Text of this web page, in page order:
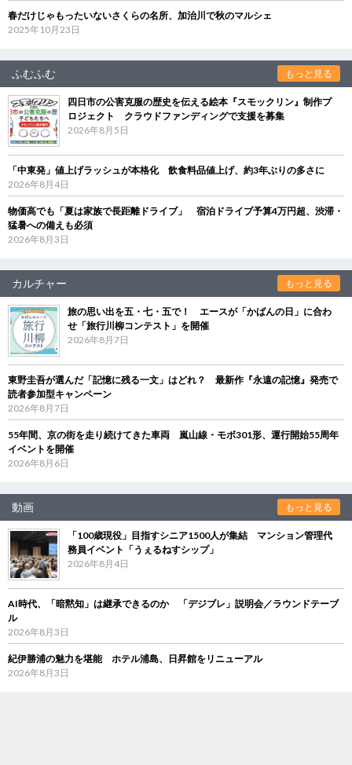
春だけじゃもったいないさくらの名所、加治川で秋のマルシェ
2025年10月23日
ふむふむ もっと見る
四日市の公害克服の歴史を伝える絵本『スモックリン』制作プ
ロジェクト クラウドファンディングで支援を募集
2026年8月5日
「中東発」値上げラッシュが本格化 飲食料品値上げ、約3年ぶりの多さに
2026年8月4日
物価高でも「夏は家族で長距離ドライブ」 宿泊ドライブ予算4万円超、渋滞・
猛暑への備えも必須
2026年8月3日
カルチャー もっと見る
旅の思い出を五・七・五で！ エースが「かばんの日」に合わ
せ「旅行川柳コンテスト」を開催
2026年8月7日
東野圭吾が選んだ「記憶に残る一文」はどれ？ 最新作『永遠の記憶』発売で
読者参加型キャンペーン
2026年8月7日
55年間、京の街を走り続けてきた車両 嵐山線・モボ301形、運行開始55周年
イベントを開催
2026年8月6日
動画 もっと見る
「100歳現役」目指すシニア1500人が集結 マンション管理代
務員イベント「うぇるねすシップ」
2026年8月4日
AI時代、「暗黙知」は継承できるのか 「デジブレ」説明会／ラウンドテーブ
ル
2026年8月3日
紀伊勝浦の魅力を堪能 ホテル浦島、日昇館をリニューアル
2026年8月3日